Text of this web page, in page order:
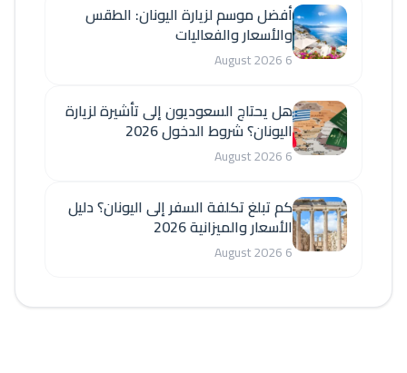
أفضل موسم لزيارة اليونان: الطقس
والأسعار والفعاليات
6 August 2026
هل يحتاج السعوديون إلى تأشيرة لزيارة
اليونان؟ شروط الدخول 2026
6 August 2026
كم تبلغ تكلفة السفر إلى اليونان؟ دليل
الأسعار والميزانية 2026
6 August 2026